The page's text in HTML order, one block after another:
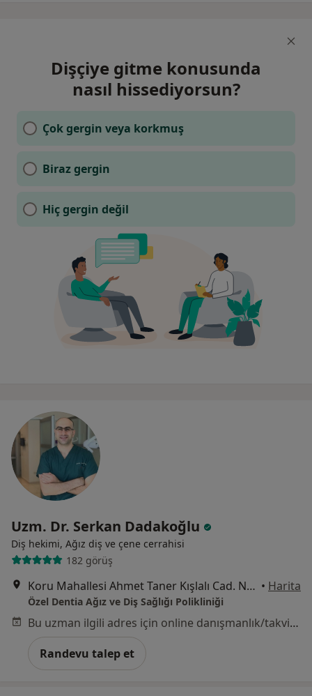
Dişçiye gitme konusunda
nasıl hissediyorsun?
Çok gergin veya korkmuş
Biraz gergin
Hiç gergin değil
Uzm. Dr. Serkan Dadakoğlu
Diş hekimi, Ağız diş ve çene cerrahisi
182 görüş
Koru Mahallesi Ahmet Taner Kışlalı Cad. No: 4/L Çayyolu, Ankara • Harita
Özel Dentia Ağız ve Diş Sağlığı Polikliniği
Bu uzman ilgili adres için online danışmanlık/takvim sunmuyor.
Randevu talep et